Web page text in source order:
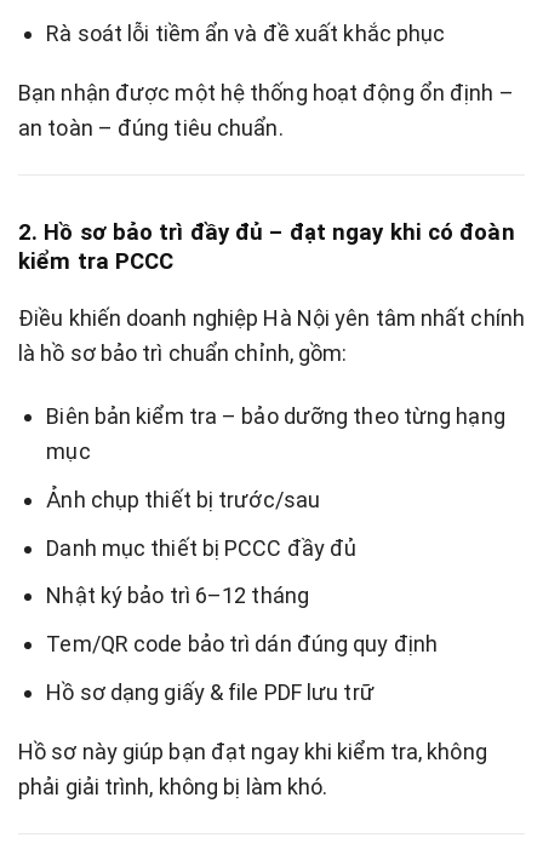
Rà soát lỗi tiềm ẩn và đề xuất khắc phục
Bạn nhận được một hệ thống hoạt động ổn định –
an toàn – đúng tiêu chuẩn.
2. Hồ sơ bảo trì đầy đủ – đạt ngay khi có đoàn
kiểm tra PCCC
Điều khiến doanh nghiệp Hà Nội yên tâm nhất chính
là hồ sơ bảo trì chuẩn chỉnh, gồm:
Biên bản kiểm tra – bảo dưỡng theo từng hạng
mục
Ảnh chụp thiết bị trước/sau
Danh mục thiết bị PCCC đầy đủ
Nhật ký bảo trì 6–12 tháng
Tem/QR code bảo trì dán đúng quy định
Hồ sơ dạng giấy & file PDF lưu trữ
Hồ sơ này giúp bạn đạt ngay khi kiểm tra, không
phải giải trình, không bị làm khó.